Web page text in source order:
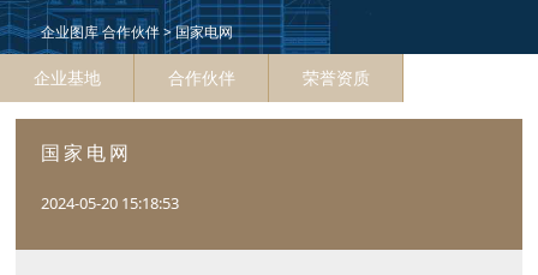
企业图库合作伙伴> 国家电网
企业基地 合作伙伴 荣誉资质
国家电网
2024-05-20 15:18:53